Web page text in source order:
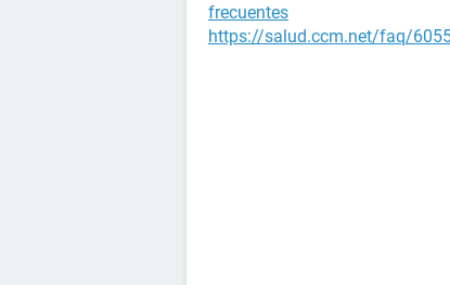
frecuentes
https://salud.ccm.net/faq/